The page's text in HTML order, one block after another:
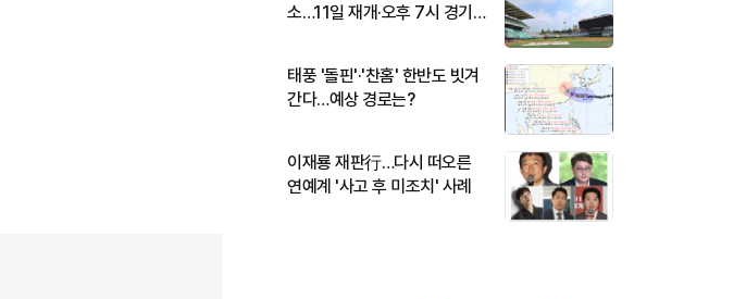
소…11일 재개·오후 7시 경기
태풍 '돌핀'·'찬홈' 한반도 빗겨
간다…예상 경로는?
이재룡 재판行…다시 떠오른
연예계 '사고 후 미조치' 사례